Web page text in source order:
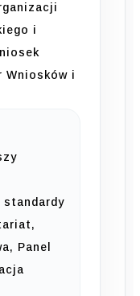
i
Wniosków i
Panel